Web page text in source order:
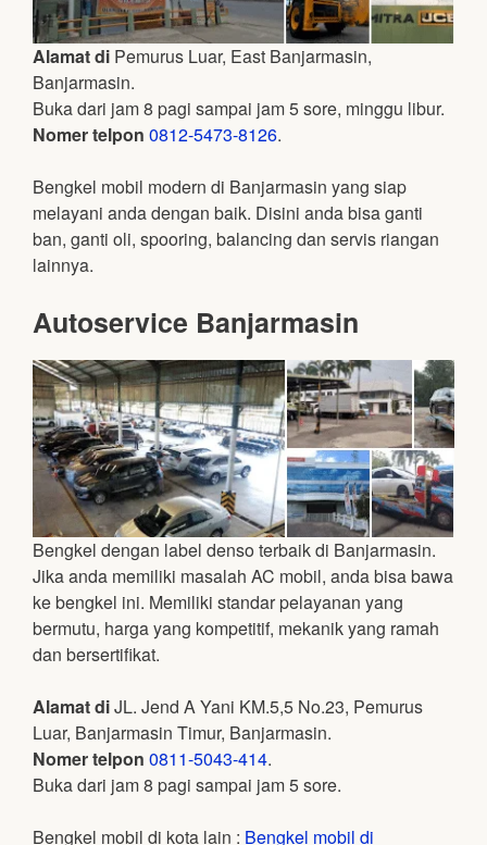
Alamat di Pemurus Luar, East Banjarmasin,
Banjarmasin.
Buka dari jam 8 pagi sampai jam 5 sore, minggu libur.
Nomer telpon 0812-5473-8126.
Bengkel mobil modern di Banjarmasin yang siap
melayani anda dengan baik. Disini anda bisa ganti
ban, ganti oli, spooring, balancing dan servis riangan
lainnya.
Autoservice Banjarmasin
Bengkel dengan label denso terbaik di Banjarmasin.
Jika anda memiliki masalah AC mobil, anda bisa bawa
ke bengkel ini. Memiliki standar pelayanan yang
bermutu, harga yang kompetitif, mekanik yang ramah
dan bersertifikat.
Alamat diJL. Jend A Yani KM.5,5 No.23, Pemurus
Luar, Banjarmasin Timur, Banjarmasin.
Nomer telpon 0811-5043-414.
Buka dari jam 8 pagi sampai jam 5 sore.
Bengkel mobil di kota lain : Bengkel mobil di